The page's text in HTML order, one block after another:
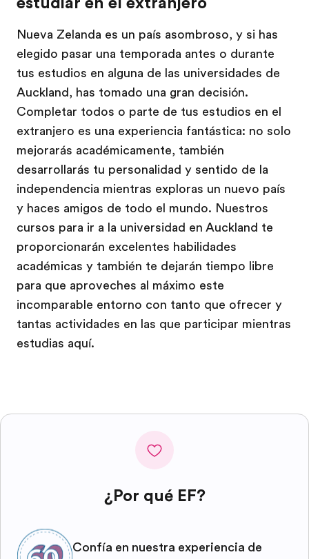
Nueva Zelanda es un país asombroso, y si has
elegido pasar una temporada antes o durante
tus estudios en alguna de las universidades de
Auckland, has tomado una gran decisión.
Completar todos o parte de tus estudios en el
extranjero es una experiencia fantástica: no solo
mejorarás académicamente, también
desarrollarás tu personalidad y sentido de la
independencia mientras exploras un nuevo país
y haces amigos de todo el mundo. Nuestros
cursos para ir a la universidad en Auckland te
proporcionarán excelentes habilidades
académicas y también te dejarán tiempo libre
para que aproveches al máximo este
incomparable entorno con tanto que ofrecer y
tantas actividades en las que participar mientras
estudias aquí.
¿Por qué EF?
Confía en nuestra experiencia de